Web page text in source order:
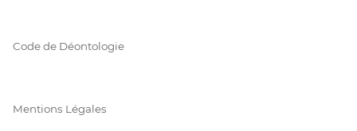
Code de Déontologie
Mentions Légales